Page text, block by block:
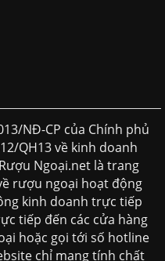
NĐ-CP của Chính phủ
QH13 về kinh doanh
Ngoại.net là trang
rượu ngoại hoạt động
kinh doanh trực tiếp
tiếp đến các cửa hàng
hoặc gọi tới số hotline
chỉ mang tính chất